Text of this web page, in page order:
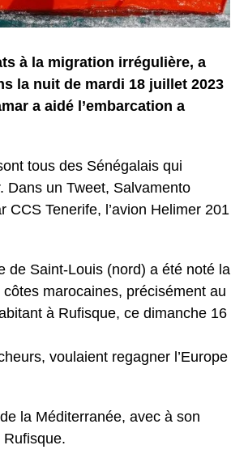
à la migration irrégulière, a
la nuit de mardi 18 juillet 2023
a aidé l’embarcation a
tous des Sénégalais qui
Dans un Tweet, Salvamento
Tenerife, l’avion Helimer 201
de Saint-Louis (nord) a été noté la
marocaines, précisément au
à Rufisque, ce dimanche 16
voulaient regagner l’Europe
la Méditerranée, avec à son